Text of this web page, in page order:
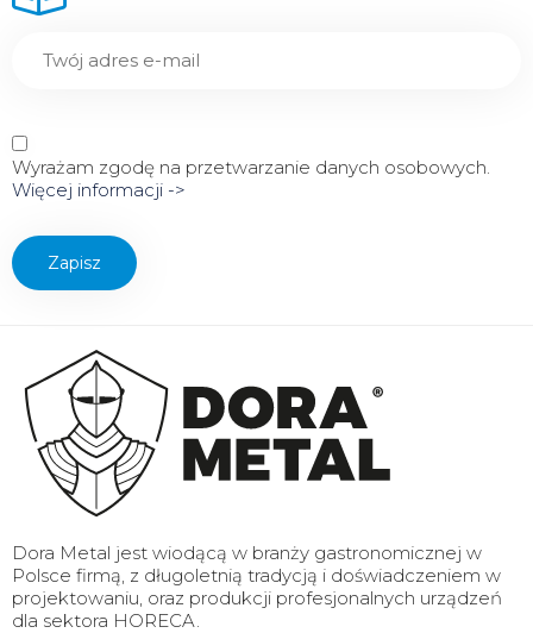
Wyrażam zgodę na przetwarzanie danych osobowych.
Więcej informacji ->
Dora Metal jest wiodącą w branży gastronomicznej w
Polsce firmą, z długoletnią tradycją i doświadczeniem w
projektowaniu, oraz produkcji profesjonalnych urządzeń
dla sektora HORECA.